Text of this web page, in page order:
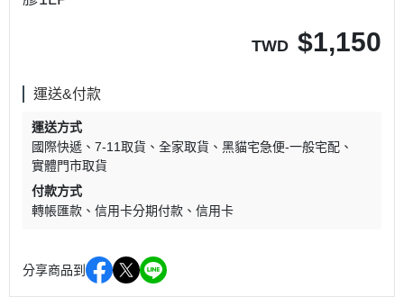
TWD $1,150
運送&付款
運送方式
國際快遞
7-11取貨 全家取貨
黑貓宅急便-一般宅配
實體門市取貨
付款方式
轉帳匯款
信用卡分期付款 信用卡
分享商品到